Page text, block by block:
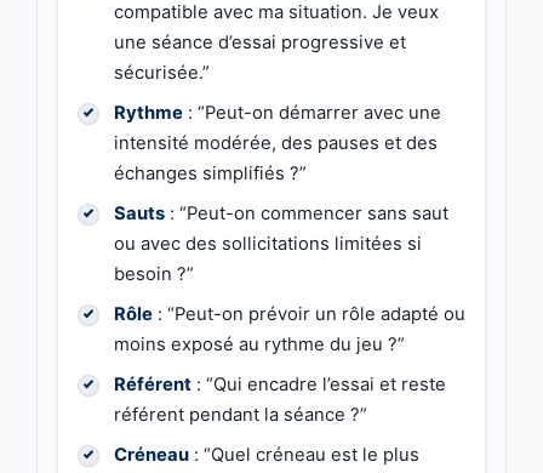
compatible avec ma situation. Je veux
une séance d’essai progressive et
sécurisée.”
Rythme : “Peut-on démarrer avec une
intensité modérée, des pauses et des
échanges simplifiés ?”
Sauts : “Peut-on commencer sans saut
ou avec des sollicitations limitées si
besoin ?”
Rôle : “Peut-on prévoir un rôle adapté ou
moins exposé au rythme du jeu ?”
Référent : “Qui encadre l’essai et reste
référent pendant la séance ?”
Créneau : “Quel créneau est le plus